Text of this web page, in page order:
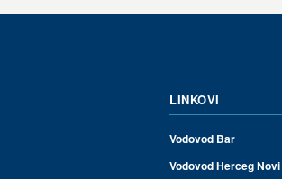
LINKOVI
Vodovod Bar
Vodovod Herceg Novi